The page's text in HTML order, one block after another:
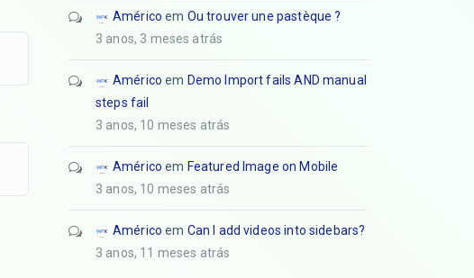
Américo em Ou trouver une pastèque ?
3 anos, 3 meses atrás
Américo em Demo Import fails AND manual
steps fail
3 anos, 10 meses atrás
Américo em Featured Image on Mobile
3 anos, 10 meses atrás
Américo em Can I add videos into sidebars?
3 anos, 11 meses atrás